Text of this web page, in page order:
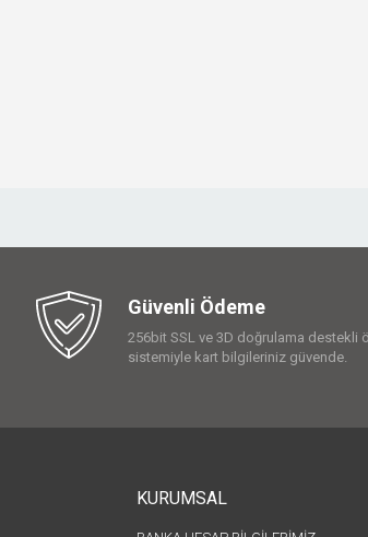
Güvenli Ödeme
256bit SSL ve 3D doğrulama destekli
sistemiyle kart bilgileriniz güvende.
KURUMSAL